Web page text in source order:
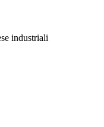
industriali